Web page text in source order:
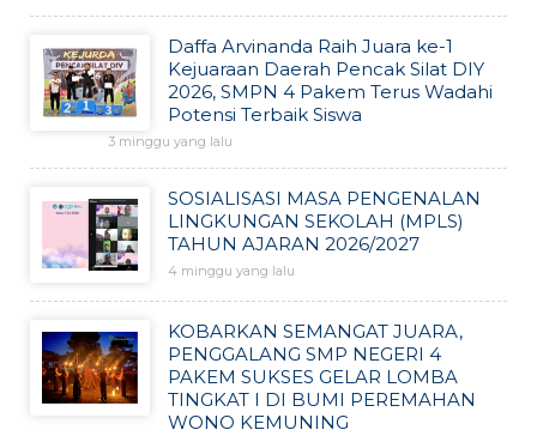
Daffa Arvinanda Raih Juara ke-1
Kejuaraan Daerah Pencak Silat DIY
2026, SMPN 4 Pakem Terus Wadahi
Potensi Terbaik Siswa
3 minggu yang lalu
SOSIALISASI MASA PENGENALAN
LINGKUNGAN SEKOLAH (MPLS)
TAHUN AJARAN 2026/2027
4 minggu yang lalu
KOBARKAN SEMANGAT JUARA,
PENGGALANG SMP NEGERI 4
PAKEM SUKSES GELAR LOMBA
TINGKAT I DI BUMI PEREMAHAN
WONO KEMUNING